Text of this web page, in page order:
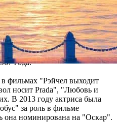
нет. Как отмечает The Wrap,
не занята ни в каких
"Рио".
неоднократно
наиболее известных версий -
года.
фильмах "Рэйчел выходит
носит Prada", "Любовь и
В 2013 году актриса была
за роль в фильме
она номинирована на "Оскар".